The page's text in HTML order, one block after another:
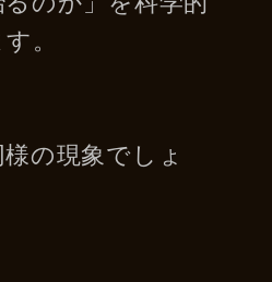
。
の現象でしょ